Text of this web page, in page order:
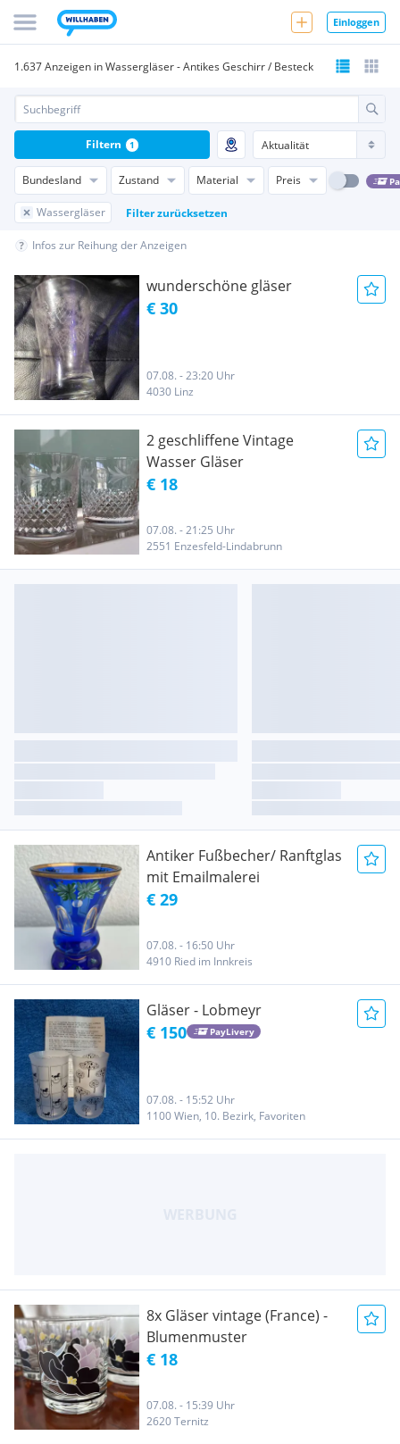
Einloggen
1.637 Anzeigen in Wassergläser - Antikes Geschirr / Besteck
Bundesland Zustand Material Preis
Wassergläser Filter zurücksetzen
Filtern 1
Infos zur Reihung der Anzeigen
wunderschöne gläser
€ 30
07.08. - 23:20 Uhr
4030 Linz
2 geschliffene Vintage
Wasser Gläser
€ 18
07.08. - 21:25 Uhr
2551 Enzesfeld-Lindabrunn
Antiker Fußbecher/ Ranftglas
mit Emailmalerei
€ 29
07.08. - 16:50 Uhr
4910 Ried im Innkreis
Gläser - Lobmeyr
€ 150 PayLivery
07.08. - 15:52 Uhr
1100 Wien, 10. Bezirk, Favoriten
8x Gläser vintage (France) -
Blumenmuster
€ 18
07.08. - 15:39 Uhr
2620 Ternitz